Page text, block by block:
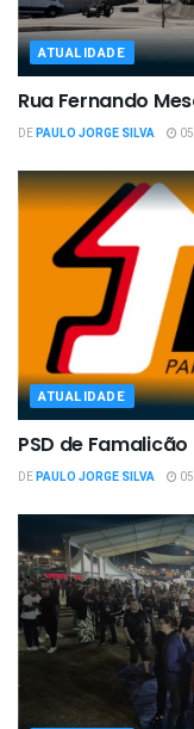
ATUALIDADE
Rua Fernando
DEPAULO JORGE SILVA
ATUALIDADE
PSD de Famalicão
DEPAULO JORGE SILVA